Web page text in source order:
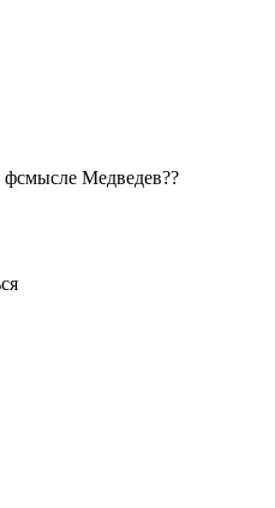
фсмысле Медведев??